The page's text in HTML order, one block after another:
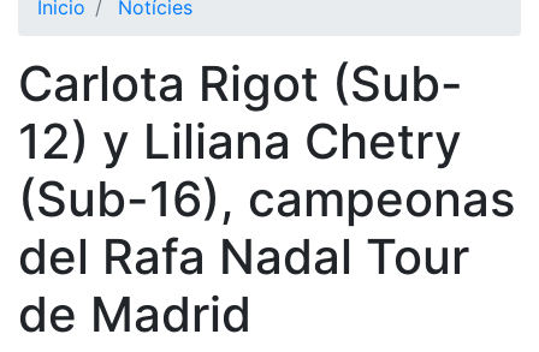
Historia
Nuestra
historia
Cronología
Presidentes
Organización
Junta
directiva
Inicio Notícies
Carlota Rigot (Sub-
12) y Liliana Chetry
(Sub-16), campeonas
del Rafa Nadal Tour
de Madrid